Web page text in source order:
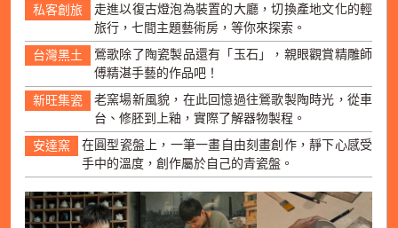
私客創旅
走進以復古燈泡為裝置的大廳，切換產地文化的輕
旅行，七間主題藝術房，等你來探索。
台灣黑土
鶯歌除了陶瓷製品還有「玉石」，親眼觀賞精雕師
傅精湛手藝的作品吧！
新旺集瓷
老窯場新風貌，在此回憶過往鶯歌製陶時光，從車
台、修胚到上釉，實際了解器物製程。
安達窯
在圓型瓷盤上，一筆一畫自由刻畫創作，靜下心感受
手中的溫度，創作屬於自己的青瓷盤。